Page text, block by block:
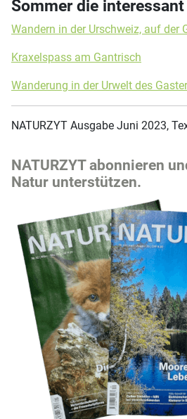
Sommer die
Wandern in der Urschweiz, auf der
Kraxelspass am Gantrisch
Wanderung in der Urwelt des
NATURZYT Ausgabe Juni 2023,
NATURZYT abonnieren
Natur unterstützen.